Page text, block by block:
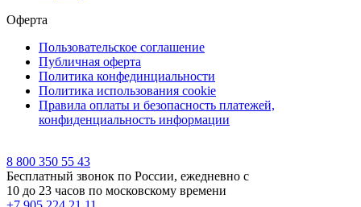
Оферта
Пользовательское соглашение
Публичная оферта
Политика конфединциальности
Политика использования cookie
Правила оплаты и безопасность платежей,
конфиденциальность информации
8 800 350 55 43
Бесплатный звонок по России, ежедневно с
10 до 23 часов по московскому времени